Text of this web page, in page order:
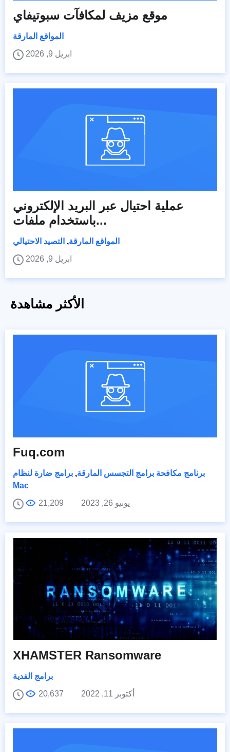
موقع مزيف لمكافآت سبوتيفاي
المواقع المارقة
ابريل 9, 2026
عملية احتيال عبر البريد الإلكتروني
باستخدام ملفات...
المواقع المارقة, التصيد الاحتيالي
ابريل 9, 2026
الأكثر مشاهدة
Fuq.com
برنامج مكافحة برامج التجسس المارقة, برامج ضارة لنظام
Mac
يونيو 26, 2023
21,209
XHAMSTER Ransomware
برامج الفدية
أكتوبر 11, 2022
20,637